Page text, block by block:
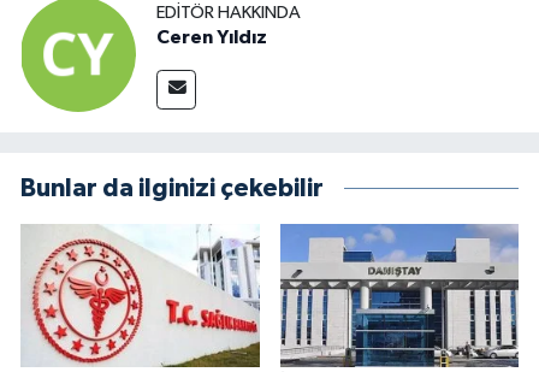
EDITÖR HAKKINDA
Ceren Yıldız
Bunlar da ilginizi çekebilir